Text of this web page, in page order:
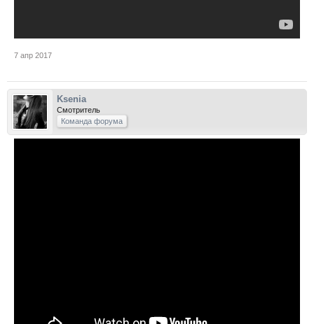
7 апр 2017
Ksenia
Смотритель
Команда форума